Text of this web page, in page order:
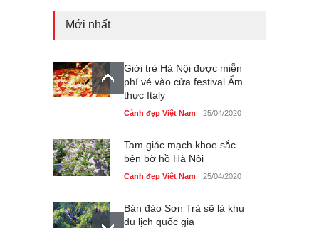
Mới nhất
Giới trẻ Hà Nội được miễn
phí vé vào cửa festival Ẩm
thực Italy
Cảnh đẹp Việt Nam 25/04/2020
Tam giác mạch khoe sắc
bên bờ hồ Hà Nội
Cảnh đẹp Việt Nam 25/04/2020
Bán đảo Sơn Trà sẽ là khu
du lịch quốc gia